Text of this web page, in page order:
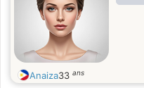
Anaiza33 ans